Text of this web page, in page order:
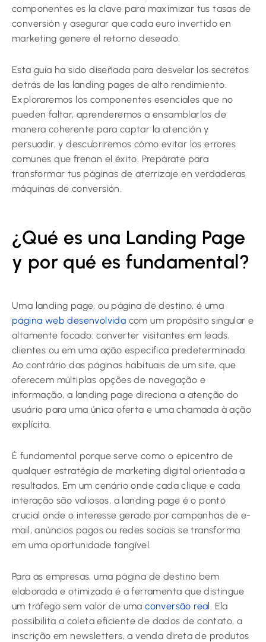
componentes es la clave para maximizar tus tasas de
conversión y asegurar que cada euro invertido en
marketing genere el retorno deseado.
Esta guía ha sido diseñada para desvelar los secretos
detrás de las landing pages de alto rendimiento.
Exploraremos los componentes esenciales que no
pueden faltar, aprenderemos a ensamblarlos de
manera coherente para captar la atención y
persuadir, y descubriremos cómo evitar los errores
comunes que frenan el éxito. Prepárate para
transformar tus páginas de aterrizaje en verdaderas
máquinas de conversión.
¿Qué es una Landing Page
y por qué es fundamental?
Uma landing page, ou página de destino, é uma
página web desenvolvida com um propósito singular e
altamente focado: converter visitantes em leads,
clientes ou em uma ação específica predeterminada.
Ao contrário das páginas habituais de um site, que
oferecem múltiplas opções de navegação e
informação, a landing page direciona a atenção do
usuário para uma única oferta e uma chamada à ação
explícita.
É fundamental porque serve como o epicentro de
qualquer estratégia de marketing digital orientada a
resultados. Em um cenário onde cada clique e cada
interação são valiosos, a landing page é o ponto
crucial onde o interesse gerado por campanhas de e-
mail, anúncios pagos ou redes sociais se transforma
em uma oportunidade tangível.
Para as empresas, uma página de destino bem
elaborada e otimizada é a ferramenta que distingue
um tráfego sem valor de umaconversão real . Ela
possibilita a coleta eficiente de dados de contato, a
inscrição em newsletters, a venda direta de produtos